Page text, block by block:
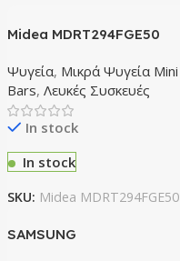
Midea MDRT294FGE50
Ψυγεία, Μικρά Ψυγεία Mini
Bars,Λευκές Συσκευές
In stock
In stock
SKU: Midea MDRT294FGE50
SAMSUNG